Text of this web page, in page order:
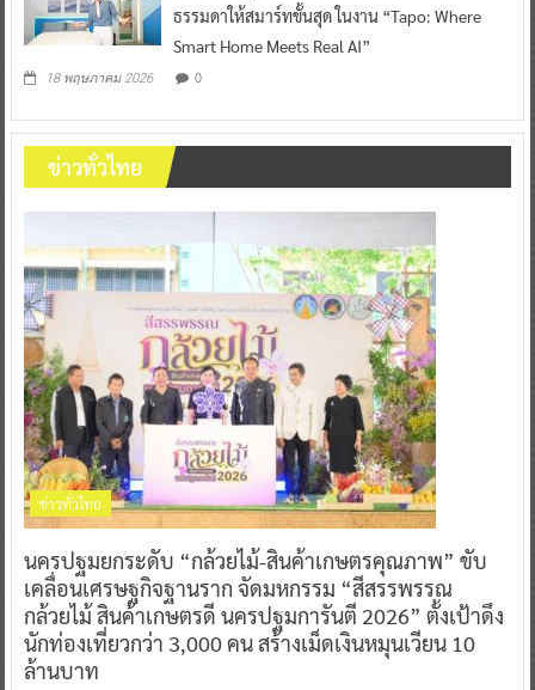
ธรรมดาให้สมาร์ทขั้นสุด ในงาน “Tapo: Where
Smart Home Meets Real AI”
18 พฤษภาคม 2026 0
ข่าวทั่วไทย
ข่าวทั่วไทย
นครปฐมยกระดับ “กล้วยไม้-สินค้าเกษตรคุณภาพ” ขับ
เคลื่อนเศรษฐกิจฐานราก จัดมหกรรม “สีสรรพรรณ
กล้วยไม้ สินค้าเกษตรดี นครปฐมการันตี 2026” ตั้งเป้าดึง
นักท่องเที่ยวกว่า 3,000 คน สร้างเม็ดเงินหมุนเวียน 10
ล้านบาท